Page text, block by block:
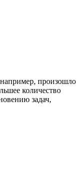
произошло
количество
задач,